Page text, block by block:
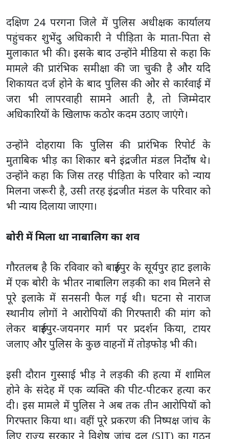
दक्षिण 24 परगना जिले में पुलिस अधीक्षक कार्यालय
पहुंचकर शुभेंदु अधिकारी ने पीड़िता के माता-पिता से
मुलाकात भी की। इसके बाद उन्होंने मीडिया से कहा कि
मामले की प्रारंभिक समीक्षा की जा चुकी है और यदि
शिकायत दर्ज होने के बाद पुलिस की ओर से कार्रवाई में
जरा भी लापरवाही सामने आती है, तो जिम्मेदार
अधिकारियों के खिलाफ कठोर कदम उठाए जाएंगे।
उन्होंने दोहराया कि पुलिस की प्रारंभिक रिपोर्ट के
मुताबिक भीड़ का शिकार बने इंद्रजीत मंडल निर्दोष थे।
उन्होंने कहा कि जिस तरह पीड़िता के परिवार को न्याय
मिलना जरूरी है, उसी तरह इंद्रजीत मंडल के परिवार को
भी न्याय दिलाया जाएगा।
बोरी में मिला था नाबालिग का शव
गौरतलब है कि रविवार को बारुईपुर के सूर्यपुर हाट इलाके
में एक बोरी के भीतर नाबालिग लड़की का शव मिलने से
पूरे इलाके में सनसनी फैल गई थी। घटना से नाराज
स्थानीय लोगों ने आरोपियों की गिरफ्तारी की मांग को
लेकर बारुईपुर-जयनगर मार्ग पर प्रदर्शन किया, टायर
जलाए और पुलिस के कुछ वाहनों में तोड़फोड़ भी की।
इसी दौरान गुस्साई भीड़ ने लड़की की हत्या में शामिल
होने के संदेह में एक व्यक्ति की पीट-पीटकर हत्या कर
दी। इस मामले में पुलिस ने अब तक तीन आरोपियों को
गिरफ्तार किया था। वहीं पूरे प्रकरण की निष्पक्ष जांच के
लिए राज्य सरकार ने विशेष जांच दल (SIT) का गठन